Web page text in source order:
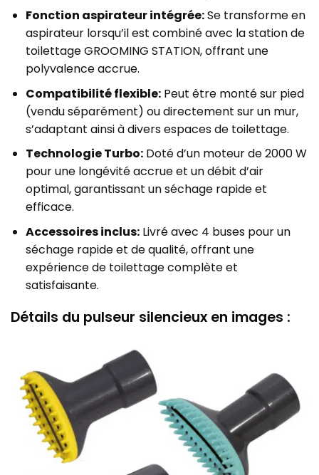
Fonction aspirateur intégrée:Se transforme en
aspirateur lorsqu’il est combiné avec la station de
toilettage GROOMING STATION, offrant une
polyvalence accrue.
Compatibilité flexible:Peut être monté sur pied
(vendu séparément) ou directement sur un mur,
s’adaptant ainsi à divers espaces de toilettage.
Technologie Turbo:Doté d’un moteur de 2000 W
pour une longévité accrue et un débit d’air
optimal, garantissant un séchage rapide et
efficace.
Accessoires inclus:Livré avec 4 buses pour un
séchage rapide et de qualité, offrant une
expérience de toilettage complète et
satisfaisante.
Détails du pulseur silencieux en images :